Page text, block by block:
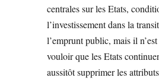
centrales sur les Etats,
l’investissement dans la
l’emprunt public, mais il
vouloir que les Etats
aussitôt supprimer les